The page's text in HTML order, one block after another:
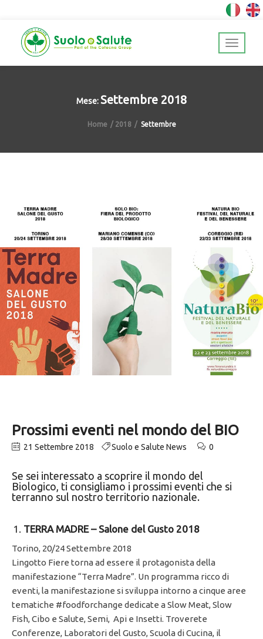
Mese:Settembre 2018
Home 2018 Settembre
Prossimi eventi nel mondo del BIO
21 Settembre 2018 Suolo e Salute News 0
Se sei interessato a scoprire il mondo del
Biologico, ti consigliamo i prossimi eventi che si
terranno sul nostro territorio nazionale.
TERRA MADRE – Salone del Gusto 2018
Torino, 20/24 Settembre 2018
Lingotto Fiere torna ad essere il protagonista della
manifestazione “Terra Madre”. Un programma ricco di
eventi, la manifestazione si sviluppa intorno a cinque aree
tematiche #foodforchange dedicate a Slow Meat, Slow
Fish, Cibo e Salute, Semi, Api e Insetti. Troverete
Conferenze, Laboratori del Gusto, Scuola di Cucina, il